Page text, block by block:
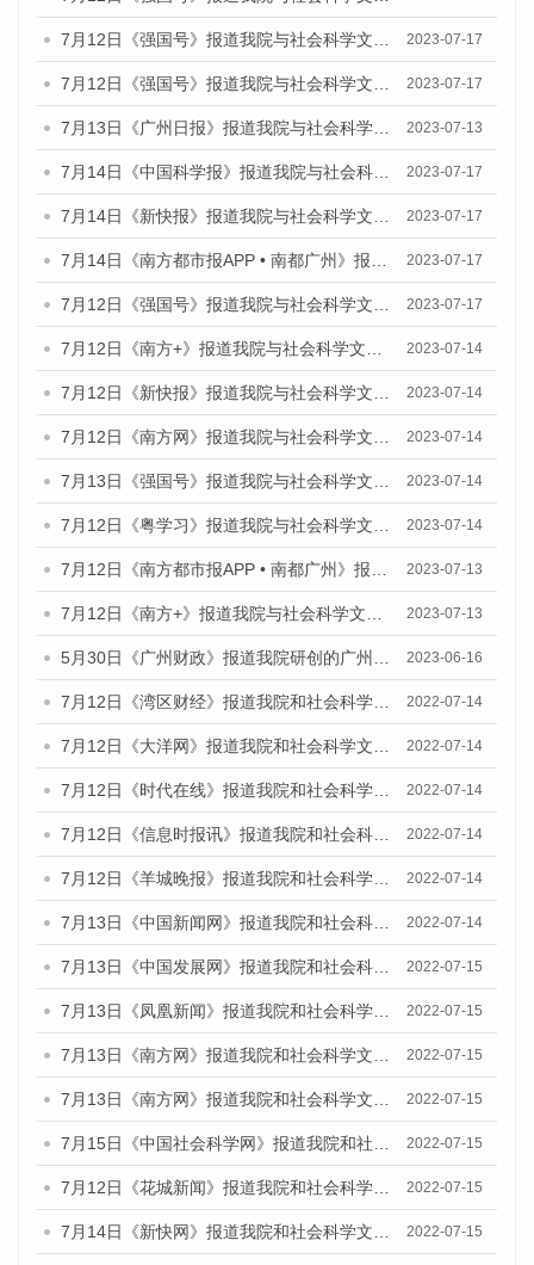
7月12日《强国号》报道我院与社会科学文献出版社联合发布的《广州蓝皮书：广州经济发展报告（2023）》的媒体文章 2023-07-17
7月12日《强国号》报道我院与社会科学文献出版社联合发布的《广州蓝皮书：广州经济发展报告（2023）》的媒体文章 2023-07-17
7月13日《广州日报》报道我院与社会科学文献出版社联合发布了《广州蓝皮书：广州经济发展报告（2023）》的视频采访 2023-07-13
7月14日《中国科学报》报道我院与社会科学文献出版社联合发布《广州蓝皮书：广州城乡融合发展报告（2023）》的媒体文章 2023-07-17
7月14日《新快报》报道我院与社会科学文献出版社联合发布《广州蓝皮书：广州城乡融合发展报告（2023）》的媒体文章 2023-07-17
7月14日《南方都市报APP • 南都广州》报道我院与社会科学文献出版社联合发布《广州蓝皮书：广州城乡融合发展报告（2023）》的媒体文章 2023-07-17
7月12日《强国号》报道我院与社会科学文献出版社联合发布的《广州蓝皮书：广州经济发展报告（2023）》的媒体文章 2023-07-17
7月12日《南方+》报道我院与社会科学文献出版社联合发布的《广州蓝皮书：广州经济发展报告（2023）》的媒体文章 2023-07-14
7月12日《新快报》报道我院与社会科学文献出版社联合发布的《广州蓝皮书：广州经济发展报告（2023）》的媒体文章 2023-07-14
7月12日《南方网》报道我院与社会科学文献出版社联合发布了《广州蓝皮书：广州经济发展报告（2023）》的媒体文章 2023-07-14
7月13日《强国号》报道我院与社会科学文献出版社联合发布了《广州蓝皮书：广州城乡融合发展报告（2023）》的媒体文章 2023-07-14
7月12日《粤学习》报道我院与社会科学文献出版社联合发布的《广州蓝皮书：广州经济发展报告（2023）》媒体文章 2023-07-14
7月12日《南方都市报APP • 南都广州》报道我院与社会科学文献出版社联合发布《广州蓝皮书：广州经济发展报告（2023）》的媒体文章 2023-07-13
7月12日《南方+》报道我院与社会科学文献出版社联合发布的《广州蓝皮书：广州经济发展报告（2023）》的媒体文章 2023-07-13
5月30日《广州财政》报道我院研创的广州蓝皮书系列斩获全国第十三届优秀皮书奖3项大奖的媒体文章 2023-06-16
7月12日《湾区财经》报道我院和社会科学文献出版社联合发布的《广州蓝皮书：广州数字经济发展报告（2022）》的媒体文章 2022-07-14
7月12日《大洋网》报道我院和社会科学文献出版社联合发布的《广州蓝皮书：广州数字经济发展报告（2022）》的媒体文章 2022-07-14
7月12日《时代在线》报道我院和社会科学文献出版社联合发布的《广州蓝皮书：广州数字经济发展报告（2022）》的媒体文章 2022-07-14
7月12日《信息时报讯》报道我院和社会科学文献出版社联合发布的《广州蓝皮书：广州数字经济发展报告（2022）》的媒体文章 2022-07-14
7月12日《羊城晚报》报道我院和社会科学文献出版社联合发布的《广州蓝皮书：广州数字经济发展报告（2022）》的媒体文章 2022-07-14
7月13日《中国新闻网》报道我院和社会科学文献出版社联合发布的《广州蓝皮书：广州数字经济发展报告（2022）》的媒体文章 2022-07-14
7月13日《中国发展网》报道我院和社会科学文献出版社联合发布的《广州蓝皮书：广州数字经济发展报告（2022）》的媒体文章 2022-07-15
7月13日《凤凰新闻》报道我院和社会科学文献出版社联合发布的《广州蓝皮书：广州数字经济发展报告（2022）》的媒体文章 2022-07-15
7月13日《南方网》报道我院和社会科学文献出版社联合发布的《广州蓝皮书：广州数字经济发展报告（2022）》的媒体文章 2022-07-15
7月13日《南方网》报道我院和社会科学文献出版社联合发布的《广州蓝皮书：广州数字经济发展报告（2022）》的媒体文章 2022-07-15
7月15日《中国社会科学网》报道我院和社会科学文献出版社联合发布的《广州蓝皮书：广州数字经济发展报告（2022）》的媒体文章 2022-07-15
7月12日《花城新闻》报道我院和社会科学文献出版社联合发布的《广州蓝皮书：广州数字经济发展报告（2022）》的媒体文章 2022-07-15
7月14日《新快网》报道我院和社会科学文献出版社联合发布的《广州蓝皮书：广州数字经济发展报告（2022）》的媒体文章 2022-07-15